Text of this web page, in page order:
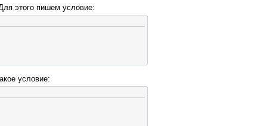
этого пишем условие:
условие: